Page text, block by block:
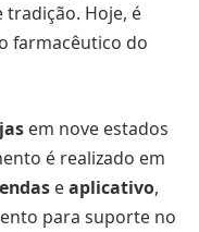
tradição. Hoje, é
farmacêutico do
em nove estados
é realizado em
eaplicativo,
para suporte no